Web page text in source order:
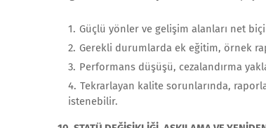
Güçlü yönler ve gelişim alanları net
Gerekli durumlarda ek eğitim, örnek
Performans düşüşü, cezalandırma
Tekrarlayan kalite sorunlarında,
istenebilir.